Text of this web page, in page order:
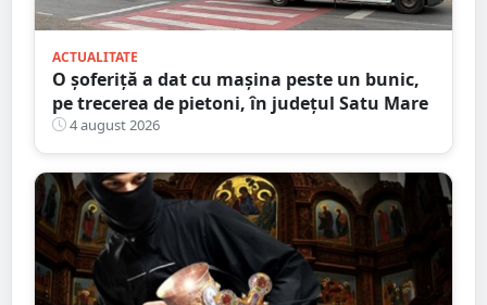
ACTUALITATE
O șoferiță a dat cu mașina peste un bunic,
pe trecerea de pietoni, în județul Satu Mare
4 august 2026